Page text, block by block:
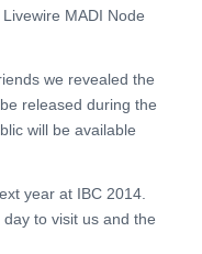
MADI Node
we revealed the
released during the
will be available
year at IBC 2014.
to visit us and the